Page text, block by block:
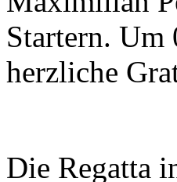
Startern. Um
herzliche
Die Regatta